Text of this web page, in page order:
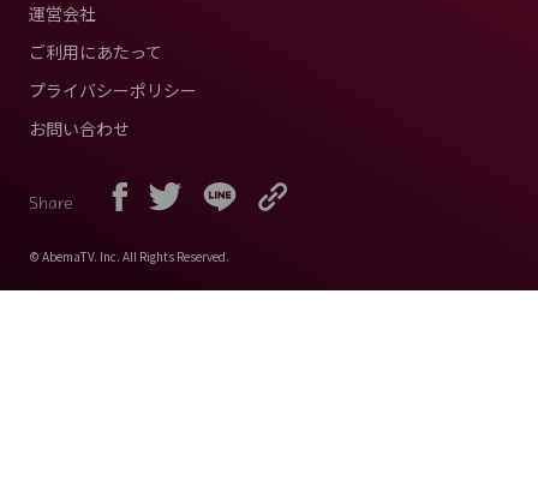
運営会社
ご利用にあたって
プライバシーポリシー
お問い合わせ
Share
© AbemaTV. Inc. All Rights Reserved.